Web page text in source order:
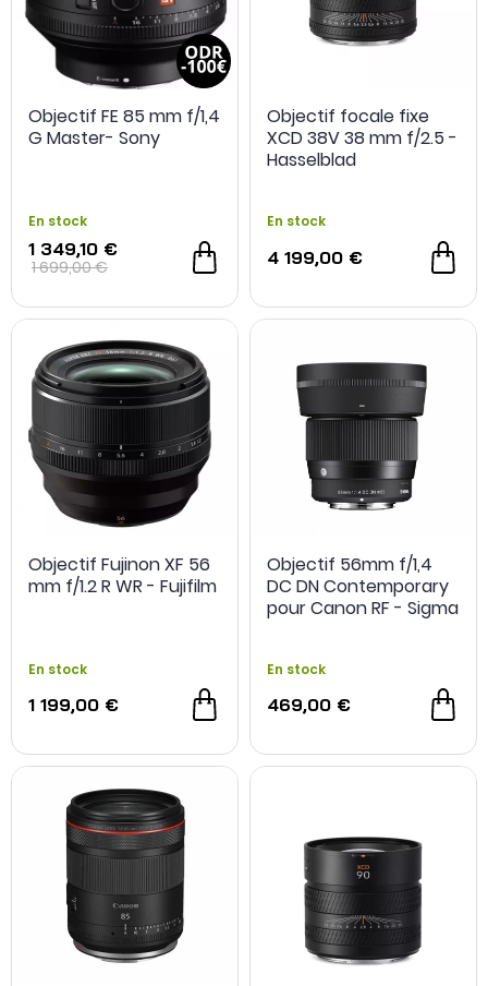
Objectif FE 85 mm f/1,4
G Master- Sony
En stock
1 349,10 €
1 699,00 €
Objectif focale fixe
XCD 38V 38 mm f/2.5 -
Hasselblad
En stock
4 199,00 €
Objectif Fujinon XF 56
mm f/1.2 R WR - Fujifilm
En stock
1 199,00 €
Objectif 56mm f/1,4
DC DN Contemporary
pour Canon RF - Sigma
En stock
469,00 €